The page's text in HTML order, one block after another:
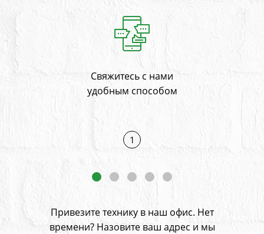
Свяжитесь с нами
удобным способом
1
Привезите технику в наш офис. Нет
времени? Назовите ваш адрес и мы